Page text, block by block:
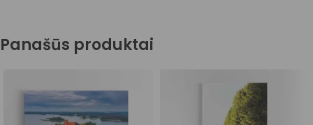
Panašūs produktai